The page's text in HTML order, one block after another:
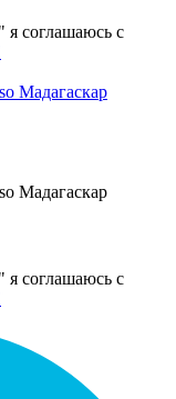
соглашаюсь с
Мадагаскар
Мадагаскар
соглашаюсь с